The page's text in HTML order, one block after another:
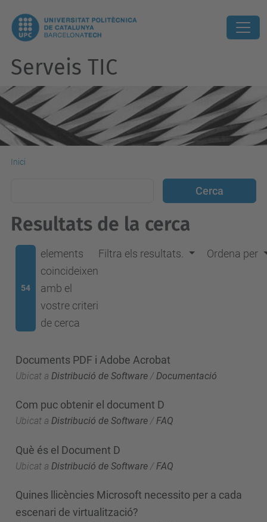
Serveis TIC
Inici
Resultats de la cerca
54
elements
coincideixen
amb el
vostre criteri
de cerca
Filtra els resultats. Ordena per
Documents PDF i Adobe Acrobat
Ubicat a Distribució de Software / Documentació
Com puc obtenir el document D
Ubicat a Distribució de Software /FAQ
Què és el Document D
Ubicat a Distribució de Software / FAQ
Quines llicències Microsoft necessito per a cada
escenari de virtualització?